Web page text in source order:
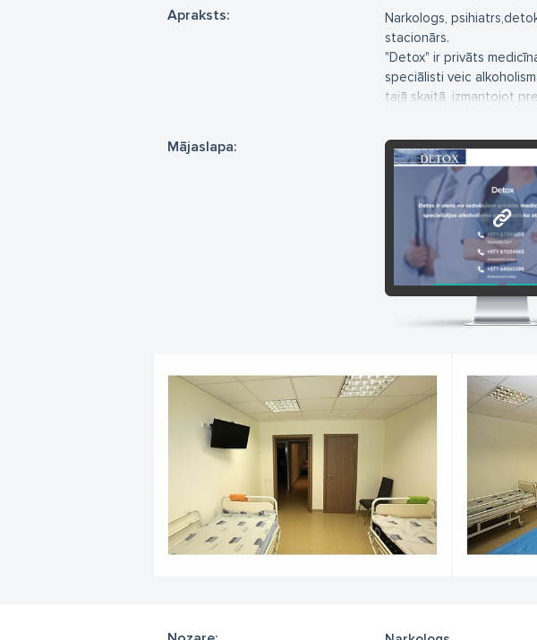
Apraksts:
Narkologs,
stacionārs.
"Detox" ir privāts
speciālisti veic
tajā skaitā, izmantojot
Medicīnas centrā
informāciju par jebkura
plānu. Palīdzība
Mājaslapa: